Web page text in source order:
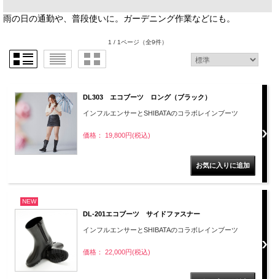
雨の日の通勤や、普段使いに。ガーデニング作業などにも。
1 / 1ページ （全9件）
DL303 エコブーツ ロング（ブラック）
インフルエンサーとSHIBATAのコラボレインブーツ
価格： 19,800円(税込)
NEW
DL-201エコブーツ サイドファスナー
インフルエンサーとSHIBATAのコラボレインブーツ
価格： 22,000円(税込)